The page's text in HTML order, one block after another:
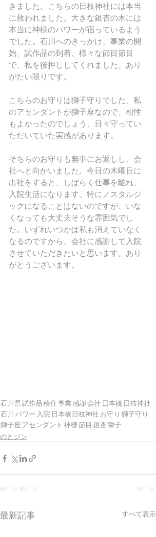
きました。こちらの日枝神社には本当
に救われました。大きな銀杏の木には
本当に神様のパワーが宿っているよう
でした。石川へのきっかけ、事業の開
始、試作品の到着、様々な節目節目
で、私を後押ししてくれました。あり
がたい限りです。
こちらのお守りは獅子守りでした。私
のアセンダントが獅子座なので、相性
もよかったのでしょう、日々守ってい
ただいていた実感があります。
そちらのお守りも無事にお返しし、会
社へと向かいました。今日の木曜日に
出社をすると、しばらく仕事を離れ、
入院生活になります。特にノスタルジ
ックになることはないのですが、いな
くなっても大丈夫そうな雰囲気でし
た。いずれいつかは私も消えていなく
なるのですから、会社に感謝して入院
させていただきたいと思います。あり
がとうございます。
石川県試作品移住事業 感謝会社 日本橋 日枝神社
石川 パワー 入院 日本橋日枝神社 お守り 獅子守り
獅子座 アセンダント 神様節目 銀杏獅子
のとジン
最新記事 すべて表示